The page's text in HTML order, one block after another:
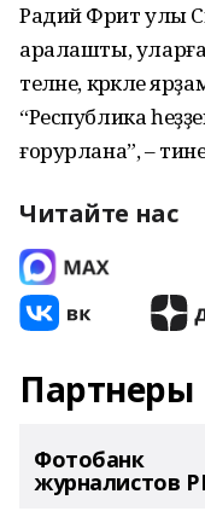
Радий Фәрит улы
аралашты, уларға
теләне, кәрәкле
“Республика
ғорурлана”, –
Читайте нас
Партнеры
Фотобанк
журналистов